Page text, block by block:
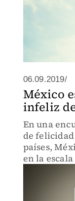
06.09.2019/
México
infeliz
En una
de
países,
en la